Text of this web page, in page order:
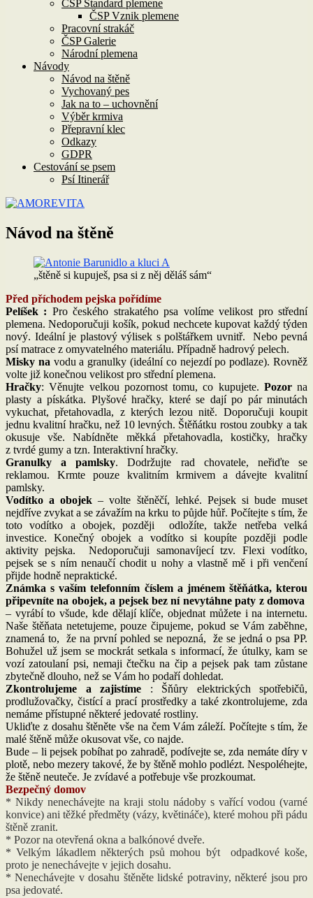
ČSP Standard plemene
ČSP Vznik plemene
Pracovní strakáč
ČSP Galerie
Národní plemena
Návody
Návod na štěně
Vychovaný pes
Jak na to – uchovnění
Výběr krmiva
Přepravní klec
Odkazy
GDPR
Cestování se psem
Psí Itinerář
Návod na štěně
„štěně si kupuješ, psa si z něj děláš sám“
Před příchodem pejska pořídíme
Pelíšek : Pro českého strakatého psa volíme velikost pro střední
plemena. Nedoporučuji košík, pokud nechcete kupovat každý týden
nový. Ideální je plastový výlisek s polštářkem uvnitř. Nebo pevná
psí matrace z omyvatelného materiálu. Případně hadrový pelech.
Misky na vodu a granulky (ideální co nejezdí po podlaze). Rovněž
volte již konečnou velikost pro střední plemena.
Hračky: Věnujte velkou pozornost tomu, co kupujete. Pozorna
plasty a pískátka. Plyšové hračky, které se dají po pár minutách
vykuchat, přetahovadla, z kterých lezou nitě. Doporučuji koupit
jednu kvalitní hračku, než 10 levných. Štěňátku rostou zoubky a tak
okusuje vše. Nabídněte měkká přetahovadla, kostičky, hračky
z tvrdé gumy a tzn. Interaktivní hračky.
Granulky a pamlsky. Dodržujte rad chovatele, neřiďte se
reklamou. Krmte pouze kvalitním krmivem a dávejte kvalitní
pamlsky.
Vodítko a obojek– volte štěněčí, lehké. Pejsek si bude muset
nejdříve zvykat a se závažím na krku to půjde hůř. Počítejte s tím, že
toto vodítko a obojek, později odložíte, takže netřeba velká
investice. Konečný obojek a vodítko si koupíte později podle
aktivity pejska. Nedoporučuji samonavíjecí tzv. Flexi vodítko,
pejsek se s ním nenaučí chodit u nohy a vlastně mě i při venčení
přijde hodně nepraktické.
Známka s vaším telefonním číslem a jménem štěňátka, kterou
připevníte na obojek, a pejsek bez ní nevytáhne paty z domova
– vyrábí to všude, kde dělají klíče, objednat můžete i na internetu.
Naše štěňata netetujeme, pouze čipujeme, pokud se Vám zaběhne,
znamená to, že na první pohled se nepozná, že se jedná o psa PP.
Bohužel už jsem se mockrát setkala s informací, že útulky, kam se
vozí zatoulaní psi, nemaji čtečku na čip a pejsek pak tam zůstane
zbytečně dlouho, než se Vám ho podaří dohledat.
Zkontrolujeme a zajistíme : Šňůry elektrických spotřebičů,
prodlužovačky, čistící a prací prostředky a také zkontrolujeme, zda
nemáme přístupné některé jedovaté rostliny.
Ukliďte z dosahu štěněte vše na čem Vám záleží. Počítejte s tím, že
malé štěně může okusovat vše, co najde.
Bude – li pejsek pobíhat po zahradě, podívejte se, zda nemáte díry v
plotě, nebo mezery takové, že by štěně mohlo podlézt. Nespoléhejte,
že štěně neuteče. Je zvídavé a potřebuje vše prozkoumat.
Bezpečný domov
* Nikdy nenechávejte na kraji stolu nádoby s vařící vodou (varné
konvice) ani těžké předměty (vázy, květináče), které mohou při pádu
štěně zranit.
* Pozor na otevřená okna a balkónové dveře.
* Velkým lákadlem některých psů mohou být odpadkové koše,
proto je nenechávejte v jejich dosahu.
* Nenechávejte v dosahu štěněte lidské potraviny, některé jsou pro
psa jedovaté.